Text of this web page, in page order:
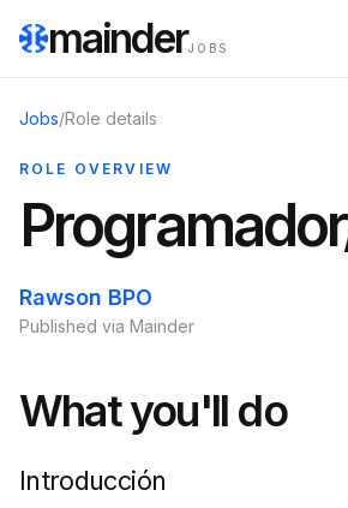
mainderJOBS
Jobs/Role details
ROLE OVERVIEW
Rawson BPO
Published via Mainder
What you'll do
Introducción